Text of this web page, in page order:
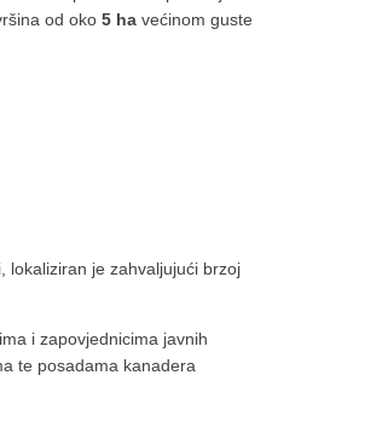
od oko 5 ha većinom guste
lokaliziran je zahvaljujući brzoj
i zapovjednicima javnih
te posadama kanadera